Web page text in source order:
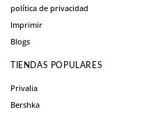
política de privacidad
Imprimir
Blogs
TIENDAS POPULARES
Privalia
Bershka